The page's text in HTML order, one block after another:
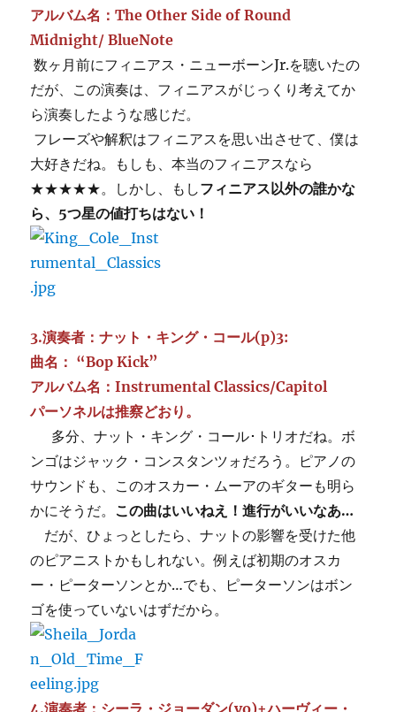
アルバム名：The Other Side of Round
Midnight/ BlueNote
数ヶ月前にフィニアス・ニューボーンJr.を聴いたの
だが、この演奏は、フィニアスがじっくり考えてか
ら演奏したような感じだ。
フレーズや解釈はフィニアスを思い出させて、僕は
大好きだね。もしも、本当のフィニアスなら
★★★★★。しかし、もしフィニアス以外の誰かな
ら、5つ星の値打ちはない！
3.演奏者：ナット・キング・コール(p)3:
曲名： “Bop Kick”
アルバム名：Instrumental Classics/Capitol
パーソネルは推察どおり。
多分、ナット・キング・コール･トリオだね。ボ
ンゴはジャック・コンスタンツォだろう。ピアノの
サウンドも、このオスカー・ムーアのギターも明ら
かにそうだ。 この曲はいいねえ！進行がいいなあ…
だが、ひょっとしたら、ナットの影響を受けた他
のピアニストかもしれない。例えば初期のオスカ
ー・ピーターソンとか…でも、ピーターソンはボン
ゴを使っていないはずだから。
4.演奏者：シーラ・ジョーダン(vo)+ハーヴィー・